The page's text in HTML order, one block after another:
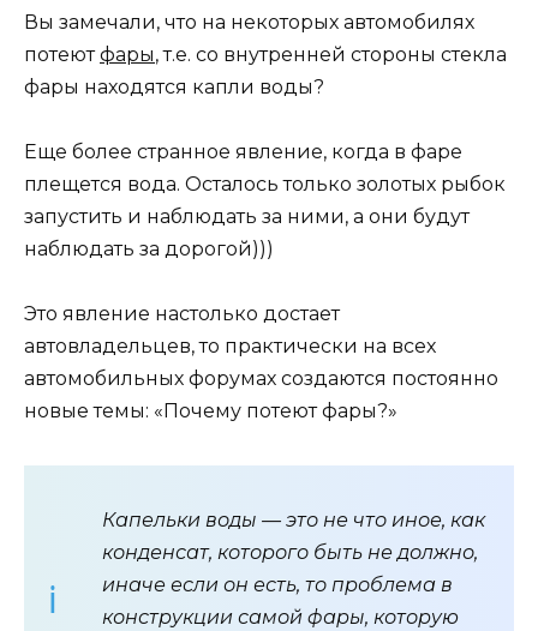
Вы замечали, что на некоторых автомобилях
потеютфары, т.е. со внутренней стороны стекла
фары находятся капли воды?
Еще более странное явление, когда в фаре
плещется вода. Осталось только золотых рыбок
запустить и наблюдать за ними, а они будут
наблюдать за дорогой)))
Это явление настолько достает
автовладельцев, то практически на всех
автомобильных форумах создаются постоянно
новые темы: «Почему потеют фары?»
Капельки воды — это не что иное, как
конденсат, которого быть не должно,
иначе если он есть, то проблема в
конструкции самой фары, которую